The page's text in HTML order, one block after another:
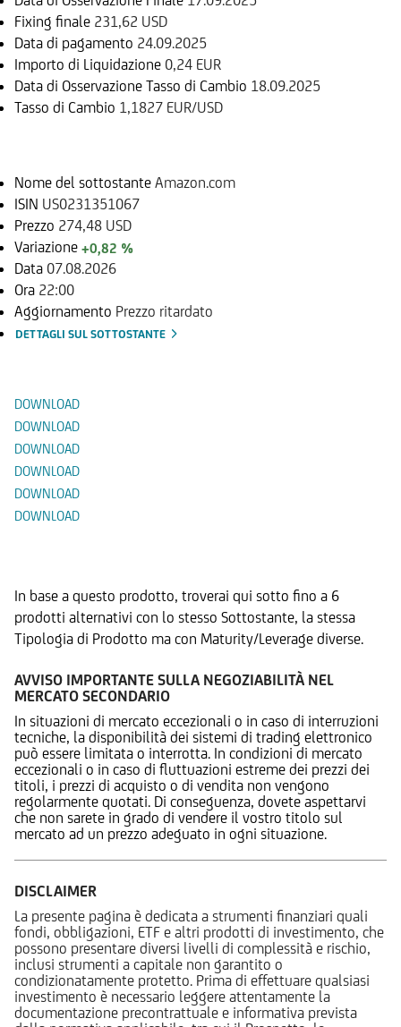
Fixing finale 231,62 USD
Data di pagamento 24.09.2025
Importo di Liquidazione 0,24 EUR
Data di Osservazione Tasso di Cambio 18.09.2025
Tasso di Cambio 1,1827 EUR/USD
Nome del sottostante Amazon.com
ISIN US0231351067
Prezzo 274,48 USD
Variazione +0,82 %
Data 07.08.2026
Ora 22:00
Aggiornamento Prezzo ritardato
DETTAGLI SUL SOTTOSTANTE
DOWNLOAD
DOWNLOAD
DOWNLOAD
DOWNLOAD
DOWNLOAD
DOWNLOAD
In base a questo prodotto, troverai qui sotto fino a 6
prodotti alternativi con lo stesso Sottostante, la stessa
Tipologia di Prodotto ma con Maturity/Leverage diverse.
AVVISO IMPORTANTE SULLA NEGOZIABILITÀ NEL
MERCATO SECONDARIO
In situazioni di mercato eccezionali o in caso di interruzioni
tecniche, la disponibilità dei sistemi di trading elettronico
può essere limitata o interrotta. In condizioni di mercato
eccezionali o in caso di fluttuazioni estreme dei prezzi dei
titoli, i prezzi di acquisto o di vendita non vengono
regolarmente quotati. Di conseguenza, dovete aspettarvi
che non sarete in grado di vendere il vostro titolo sul
mercato ad un prezzo adeguato in ogni situazione.
DISCLAIMER
La presente pagina è dedicata a strumenti finanziari quali
fondi, obbligazioni, ETF e altri prodotti di investimento, che
possono presentare diversi livelli di complessità e rischio,
inclusi strumenti a capitale non garantito o
condizionatamente protetto. Prima di effettuare qualsiasi
investimento è necessario leggere attentamente la
documentazione precontrattuale e informativa prevista